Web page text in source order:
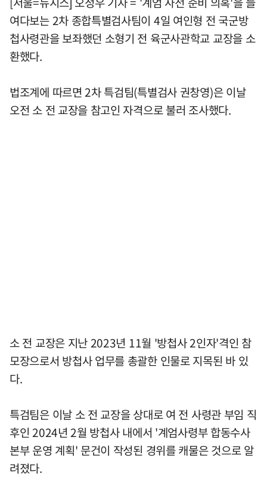
여다보는 2차 종합특별검사팀이 4일 여인형 전 국군방
첩사령관을 보좌했던 소형기 전 육군사관학교 교장을 소
환했다.
법조계에 따르면 2차 특검팀(특별검사 권창영)은 이날
오전 소 전 교장을 참고인 자격으로 불러 조사했다.
소 전 교장은 지난 2023년 11월 '방첩사 2인자'격인 참
모장으로서 방첩사 업무를 총괄한 인물로 지목된 바 있
다.
특검팀은 이날 소 전 교장을 상대로 여 전 사령관 부임 직
후인 2024년 2월 방첩사 내에서 '계엄사령부 합동수사
본부 운영 계획' 문건이 작성된 경위를 캐물은 것으로 알
려졌다.